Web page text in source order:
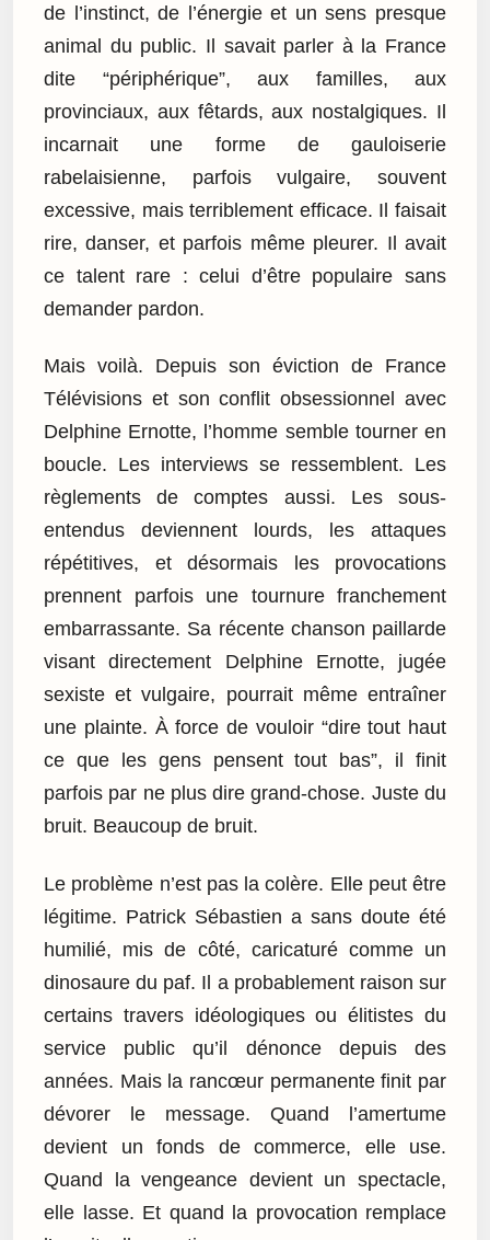
de l’instinct, de l’énergie et un sens presque
animal du public. Il savait parler à la France
dite “périphérique”, aux familles, aux
provinciaux, aux fêtards, aux nostalgiques. Il
incarnait une forme de gauloiserie
rabelaisienne, parfois vulgaire, souvent
excessive, mais terriblement efficace. Il faisait
rire, danser, et parfois même pleurer. Il avait
ce talent rare : celui d’être populaire sans
demander pardon.
Mais voilà. Depuis son éviction de France
Télévisions et son conflit obsessionnel avec
Delphine Ernotte, l’homme semble tourner en
boucle. Les interviews se ressemblent. Les
règlements de comptes aussi. Les sous-
entendus deviennent lourds, les attaques
répétitives, et désormais les provocations
prennent parfois une tournure franchement
embarrassante. Sa récente chanson paillarde
visant directement Delphine Ernotte, jugée
sexiste et vulgaire, pourrait même entraîner
une plainte. À force de vouloir “dire tout haut
ce que les gens pensent tout bas”, il finit
parfois par ne plus dire grand-chose. Juste du
bruit. Beaucoup de bruit.
Le problème n’est pas la colère. Elle peut être
légitime. Patrick Sébastien a sans doute été
humilié, mis de côté, caricaturé comme un
dinosaure du paf. Il a probablement raison sur
certains travers idéologiques ou élitistes du
service public qu’il dénonce depuis des
années. Mais la rancœur permanente finit par
dévorer le message. Quand l’amertume
devient un fonds de commerce, elle use.
Quand la vengeance devient un spectacle,
elle lasse. Et quand la provocation remplace